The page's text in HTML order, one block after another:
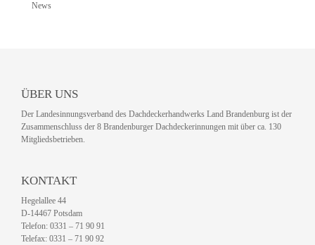
News
ÜBER UNS
Der Landesinnungsverband des Dachdeckerhandwerks Land Brandenburg ist der
Zusammenschluss der 8 Brandenburger Dachdeckerinnungen mit über ca. 130
Mitgliedsbetrieben.
KONTAKT
Hegelallee 44
D-14467 Potsdam
Telefon: 0331 – 71 90 91
Telefax: 0331 – 71 90 92